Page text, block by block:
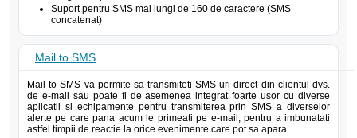
Suport pentru SMS mai lungi de 160 de caractere (SMS
concatenat)
Mail to SMS
Mail to SMS va permite sa transmiteti SMS-uri direct din clientul dvs.
de e-mail sau poate fi de asemenea integrat foarte usor cu diverse
aplicatii si echipamente pentru transmiterea prin SMS a diverselor
alerte pe care pana acum le primeati pe e-mail, pentru a imbunatati
astfel timpii de reactie la orice evenimente care pot sa apara.